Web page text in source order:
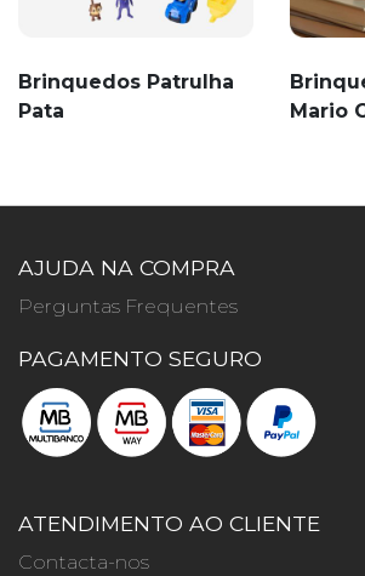
Brinquedos Patrulha
Pata
Mario
AJUDA NA COMPRA
Perguntas Frequentes
PAGAMENTO SEGURO
ATENDIMENTO AO CLIENTE
Contacta-nos